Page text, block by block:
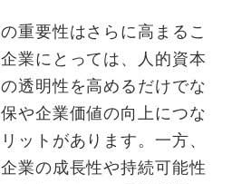
重要性はさらに高まるこ
業にとっては、人的資本
透明性を高めるだけでな
や企業価値の向上につな
ットがあります。一方、
業の成長性や持続可能性